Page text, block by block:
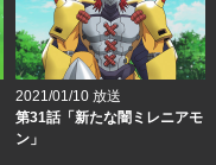
2021/01/10 放送
第31話「新たな闇ミレニアモ
ン」